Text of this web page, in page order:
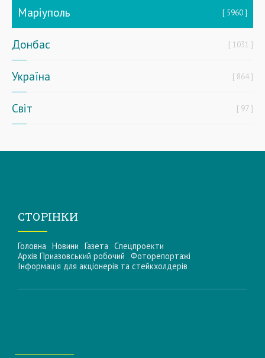
Маріуполь 5960
Донбас 1031
Україна 864
Світ 97
СТОРІНКИ
Головна Новини Газета Спецпроекти
Архів Приазовський робочий Фоторепортажі
Інформацiя для акцiонерiв та стейкхолдерiв